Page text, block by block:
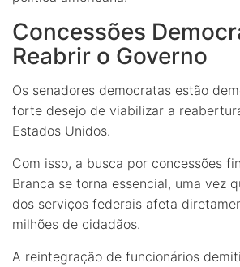
Concessões
Reabrir o Governo
Os senadores democratas estão
forte desejo de viabilizar a
Estados Unidos.
Com isso, a busca por concessões
Branca se torna essencial, uma vez
dos serviços federais afeta
milhões de cidadãos.
A reintegração de funcionários